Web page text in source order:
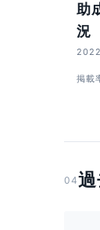
助
況
掲載
04